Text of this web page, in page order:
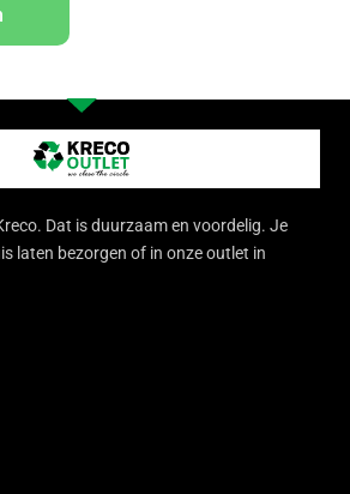
Dat is duurzaam en voordelig. Je
laten bezorgen of in onze outlet in